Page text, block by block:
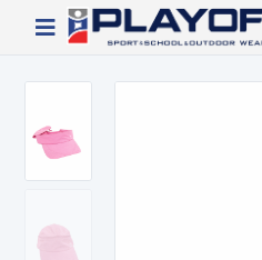
Siparişin 2-8 iş günü